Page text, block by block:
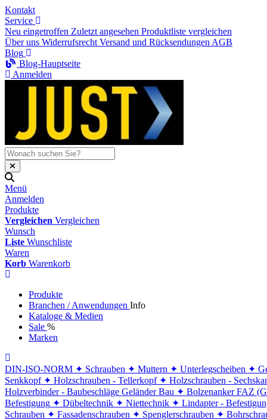
Kontakt
Service
Neu eingetroffen Zuletzt angesehen Produktliste vergleichen
Über uns Widerrufsrecht Versand und Rücksendungen AGB
Blog
Blog-Hauptseite
Anmelden
Menü
Anmelden
Produkte
Vergleichen Vergleichen
Wunsch
Liste Wunschliste
Waren
Korb Warenkorb
Produkte
Branchen / Anwendungen Info
Kataloge & Medien
Sale %
Marken
DIN-ISO-NORM ✦ Schrauben ✦ Muttern ✦ Unterlegscheiben ✦
Senkkopf ✦ Holzschrauben - Tellerkopf ✦ Holzschrauben -
Holzverbinder - Baubeschläge Geländer Bau ✦ Bolzenanker FAZ
Befestigung ✦ Dübeltechnik ✦ Niettechnik ✦ Lindapter -
Schrauben ✦ Fassadenschrauben ✦ Spenglerschrauben ✦